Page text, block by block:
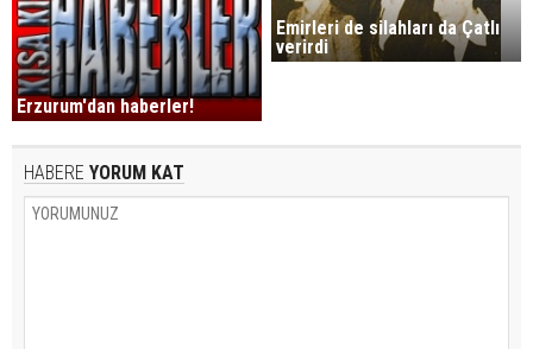
Erzurum'dan haberler!
Emirleri de silahları da Çatlı
verirdi
HABERE YORUM KAT